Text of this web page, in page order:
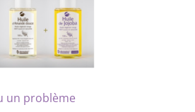
un problème